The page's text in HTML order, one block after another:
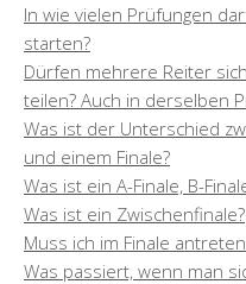
In wie vielen Prüfungen
starten?
Dürfen mehrere Reiter
teilen? Auch in derselben
Was ist der Unterschied
und einem Finale?
Was ist ein A-Finale, B-
Was ist ein Zwischenfinale?
Muss ich im Finale
Was passiert, wenn man